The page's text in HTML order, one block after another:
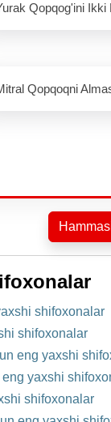
Qopqog'ini
Qopqoqni
shifoxonalar
shifoxonalar
eng yaxshi
yaxshi
shifoxonalar